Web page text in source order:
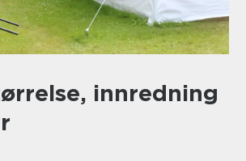
innredning